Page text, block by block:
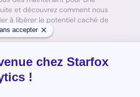
et découvrez comment nous
à libérer le potentiel caché de
vos données.
Contactez-nous